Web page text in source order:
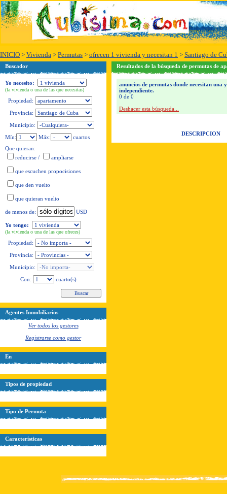
INICIO > Vivienda > Permutas > ofrecen 1 vivienda y necesitan 1 > Santiago de
Buscador
Yo necesito:
(la vivienda o una de las que necesitas)
Propiedad:
Provincia:
Municipio:
Mín:
Máx:
cuartos
Que quieran:
reducirse / ampliarse
que escuchen propocisiones
que den vuelto
que quieran vuelto
de menos de: USD
Yo tengo:
(la vivienda o una de las que ofreces)
Propiedad:
Provincia:
Municipio:
Con:
cuarto(s)
Agentes Inmobiliarios
Ver todos los gestores
Registrarse como gestor
En
Tipos de propiedad
Tipo de Permuta
Características
Resultados de la búsqueda de permutas de
anuncios de permutas donde necesitan
independiente.
0 de 0
Deshacer esta búsqueda...
DESCRIPCION